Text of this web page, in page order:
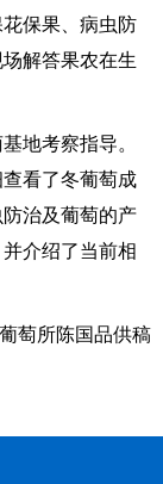
保果、病虫防
解答果农在生
地考察指导。
看了冬葡萄成
治及葡萄的产
介绍了当前相
葡萄所陈国品供稿